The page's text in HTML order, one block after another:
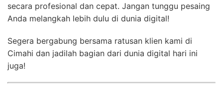
secara profesional dan cepat. Jangan tunggu pesaing
Anda melangkah lebih dulu di dunia digital!
Segera bergabung bersama ratusan klien kami di
Cimahi dan jadilah bagian dari dunia digital hari ini
juga!